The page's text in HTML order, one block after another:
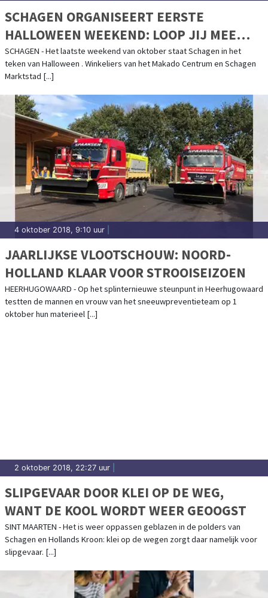
SCHAGEN ORGANISEERT EERSTE
HALLOWEEN WEEKEND: LOOP JIJ MEE
MET DE HALLOWEEN PARADE?
SCHAGEN - Het laatste weekend van oktober staat Schagen in het
teken van Halloween . Winkeliers van het Makado Centrum en Schagen
Marktstad [...]
4 oktober 2018, 9:10 uur
JAARLIJKSE VLOOTSCHOUW: NOORD-
HOLLAND KLAAR VOOR STROOISEIZOEN
HEERHUGOWAARD - Op het splinternieuwe steunpunt in Heerhugowaard
testten de mannen en vrouw van het sneeuwpreventieteam op 1
oktober hun materieel [...]
2 oktober 2018, 22:27 uur
SLIPGEVAAR DOOR KLEI OP DE WEG,
WANT DE KOOL WORDT WEER GEOOGST
SINT MAARTEN - Het is weer oppassen geblazen in de polders van
Schagen en Hollands Kroon: klei op de wegen zorgt daar namelijk voor
slipgevaar. [...]